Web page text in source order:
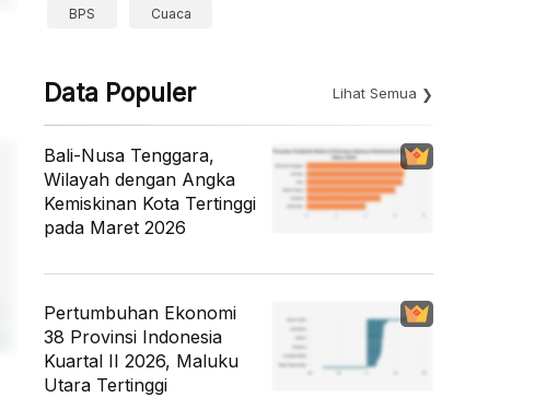
BPS Cuaca
Data Populer Lihat Semua
Bali-Nusa Tenggara,
Wilayah dengan Angka
Kemiskinan Kota Tertinggi
pada Maret 2026
Pertumbuhan Ekonomi
38 Provinsi Indonesia
Kuartal II 2026, Maluku
Utara Tertinggi